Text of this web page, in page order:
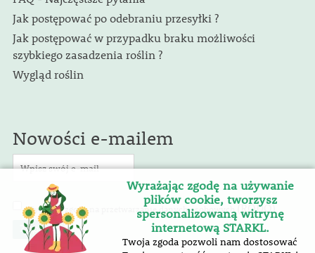
Jak postępować po odebraniu przesyłki ?
Jak postępować w przypadku braku możliwości
szybkiego zasadzenia roślin ?
Wygląd roślin
Nowości e-mailem
Wyrażam zgodę na przetwarzanie danych osobowych (RODO)
Wyrażając zgodę na używanie
plików cookie, tworzysz
spersonalizowaną witrynę
internetową STARKL.
Twoja zgoda pozwoli nam dostosować